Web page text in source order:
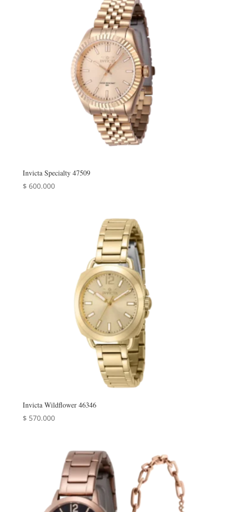
Invicta Specialty 47509
$ 600.000
Invicta Wildflower 46346
$ 570.000